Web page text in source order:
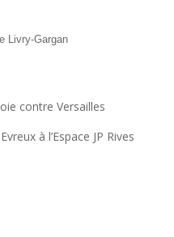
Livry-Gargan
contre Versailles
à l’Espace JP Rives